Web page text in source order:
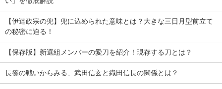
【伊達政宗の兜】兜に込められた意味とは？大きな三日月型前立て
の秘密に迫る！
【保存版】新選組メンバーの愛刀を紹介！現存する刀とは？
長篠の戦いからみる、武田信玄と織田信長の関係とは？